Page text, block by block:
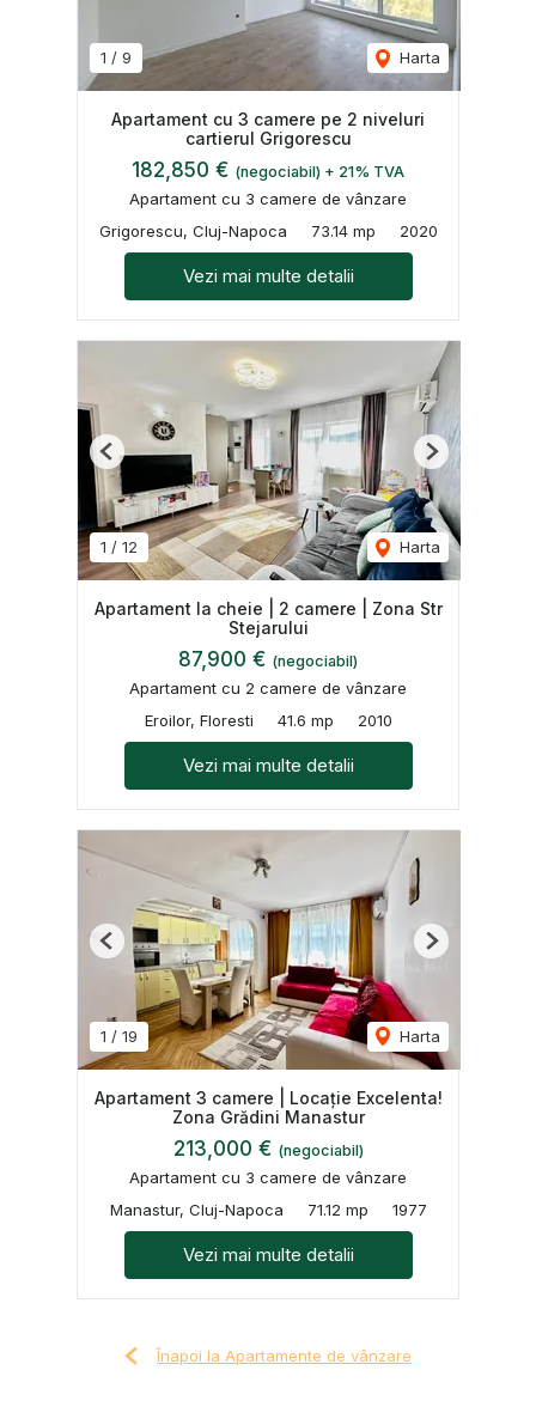
1 / 9 Harta
Apartament cu 3 camere pe 2 niveluri
cartierul Grigorescu
182,850 € (negociabil) + 21% TVA
Apartament cu 3 camere de vânzare
Grigorescu, Cluj-Napoca
73.14 mp 2020
Vezi mai multe detalii
1 / 12 Harta
Previous Next
Apartament la cheie | 2 camere | Zona Str
Stejarului
87,900 € (negociabil)
Apartament cu 2 camere de vânzare
Eroilor, Floresti
41.6 mp 2010
Vezi mai multe detalii
1 / 19 Harta
Previous Next
Apartament 3 camere | Locație Excelenta!
Zona Grădini Manastur
213,000 € (negociabil)
Apartament cu 3 camere de vânzare
Manastur, Cluj-Napoca
71.12 mp 1977
Vezi mai multe detalii
Înapoi la Apartamente de vânzare